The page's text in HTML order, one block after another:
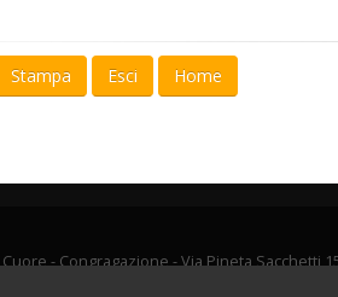
Stampa Esci Home
- Congragazione - Via Pineta Sacchetti